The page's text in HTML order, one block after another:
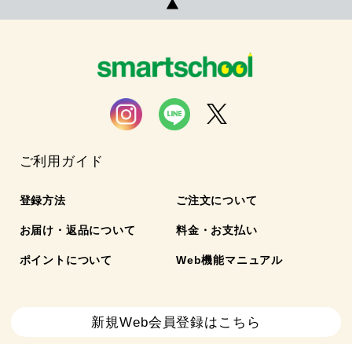
ご利用ガイド
登録方法 ご注文について
お届け・返品について 料金・お支払い
ポイントについて Web機能マニュアル
新規Web会員登録はこちら